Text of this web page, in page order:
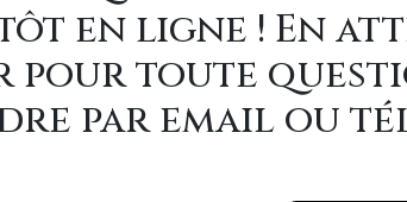
en ligne ! En
pour toute
par email ou